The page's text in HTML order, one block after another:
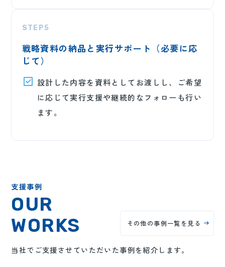
STEP5
戦略資料の納品と実行サポート（必要に応
じて）
設計した内容を資料としてお渡しし、ご希望
に応じて実行支援や継続的なフォローも行い
ます。
支援事例
OUR
WORKS
その他の事例一覧を見る
当社でご支援させていただいた事例を紹介します。